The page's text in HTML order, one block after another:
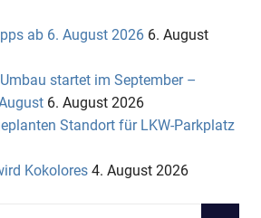
ab 6. August 2026 6. August
startet im September –
6. August 2026
Standort für LKW-Parkplatz
Kokolores 4. August 2026